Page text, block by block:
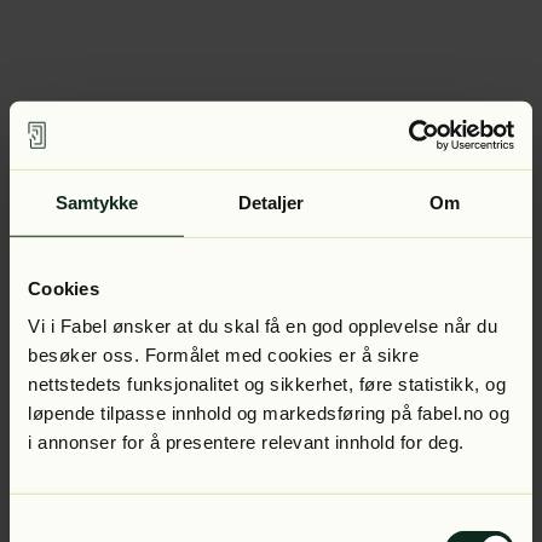
Samtykke Detaljer Om
Cookies
Vi i Fabel ønsker at du skal få en god opplevelse når du
besøker oss. Formålet med cookies er å sikre
nettstedets funksjonalitet og sikkerhet, føre statistikk, og
løpende tilpasse innhold og markedsføring på fabel.no og
i annonser for å presentere relevant innhold for deg.